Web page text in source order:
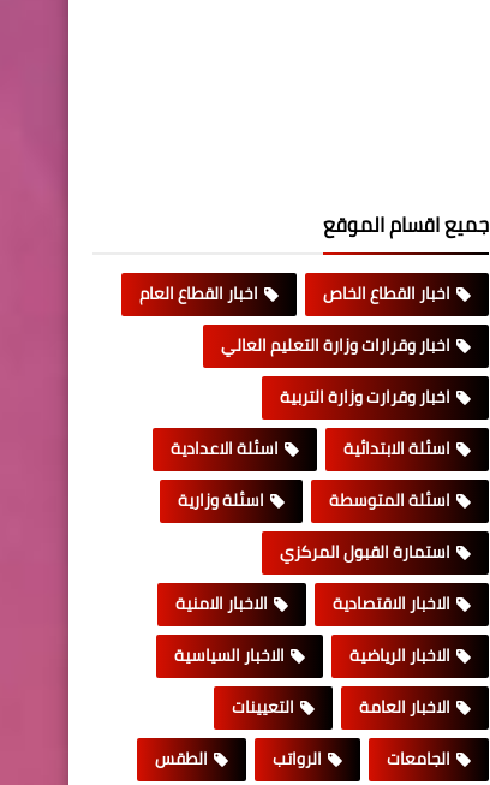
جميع اقسام الموقع
اخبار القطاع الخاص
اخبار القطاع العام
اخبار وقرارات وزارة التعليم العالي
اخبار وقرارت وزارة التربية
اسئلة الابتدائية
اسئلة الاعدادية
اسئلة المتوسطة
اسئلة وزارية
استمارة القبول المركزي
الاخبار الاقتصادية
الاخبار الامنية
الاخبار الرياضية
الاخبار السياسية
الاخبار العامة
التعيينات
الجامعات
الرواتب الطقس